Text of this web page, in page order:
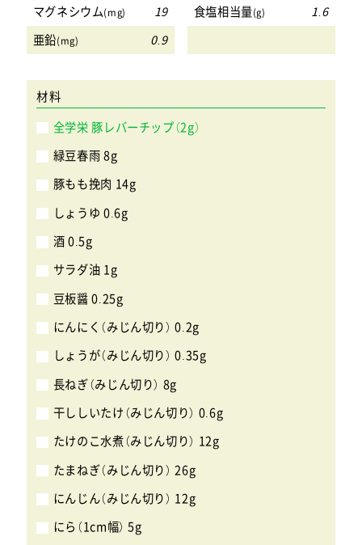
マグネシウム(mg) 19 食塩相当量(g)
1.6
亜鉛(mg) 0.9
材料
全学栄 豚レバーチップ（2g）
緑豆春雨 8g
豚もも挽肉 14g
しょうゆ 0.6g
酒 0.5g
サラダ油 1g
豆板醤 0.25g
にんにく（みじん切り） 0.2g
しょうが（みじん切り） 0.35g
長ねぎ（みじん切り） 8g
干ししいたけ（みじん切り） 0.6g
たけのこ水煮（みじん切り） 12g
たまねぎ（みじん切り） 26g
にんじん（みじん切り） 12g
にら（1cm幅） 5g